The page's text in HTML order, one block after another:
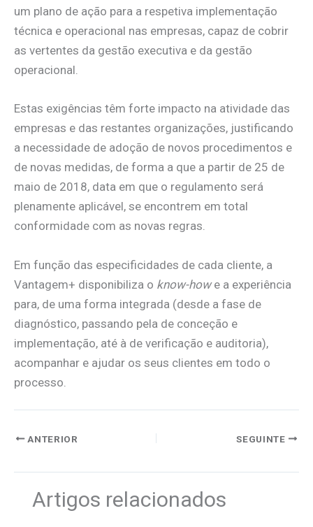
um plano de ação para a respetiva implementação
técnica e operacional nas empresas, capaz de cobrir
as vertentes da gestão executiva e da gestão
operacional.
Estas exigências têm forte impacto na atividade das
empresas e das restantes organizações, justificando
a necessidade de adoção de novos procedimentos e
de novas medidas, de forma a que a partir de 25 de
maio de 2018, data em que o regulamento será
plenamente aplicável, se encontrem em total
conformidade com as novas regras.
Em função das especificidades de cada cliente, a
Vantagem+ disponibiliza o know-howe a experiência
para, de uma forma integrada (desde a fase de
diagnóstico, passando pela de conceção e
implementação, até à de verificação e auditoria),
acompanhar e ajudar os seus clientes em todo o
processo.
ANTERIOR SEGUINTE
Artigos relacionados